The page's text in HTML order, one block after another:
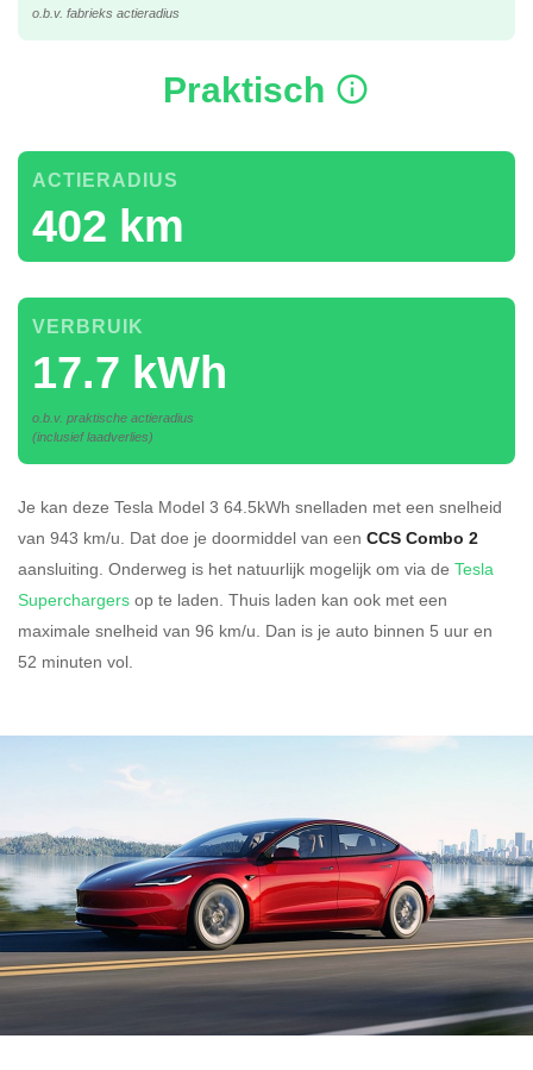
o.b.v. fabrieks actieradius
Praktisch
402 km
ACTIERADIUS
17.7 kWh
VERBRUIK
o.b.v. praktische actieradius
(inclusief laadverlies)
Je kan deze Tesla Model 3 64.5kWh snelladen met een snelheid
van 943 km/u. Dat doe je doormiddel van een CCS Combo 2
aansluiting. Onderweg is het natuurlijk mogelijk om via de Tesla
Superchargers op te laden. Thuis laden kan ook met een
maximale snelheid van 96 km/u. Dan is je auto binnen 5 uur en
52 minuten vol.